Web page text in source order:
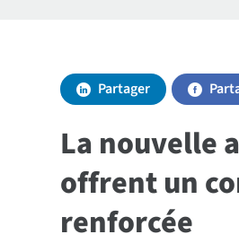
Partager
La nouvelle
offrent un
renforcée